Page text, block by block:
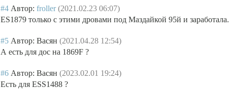
#4 Автор: froller (2021.02.23 06:07)
ES1879 только с этими дровами под Маздайкой 95й и заработала.
#5 Автор: Васян (2021.04.28 12:54)
А есть для дос на 1869F ?
#6 Автор: Васян (2023.02.01 19:24)
Есть для ESS1488 ?